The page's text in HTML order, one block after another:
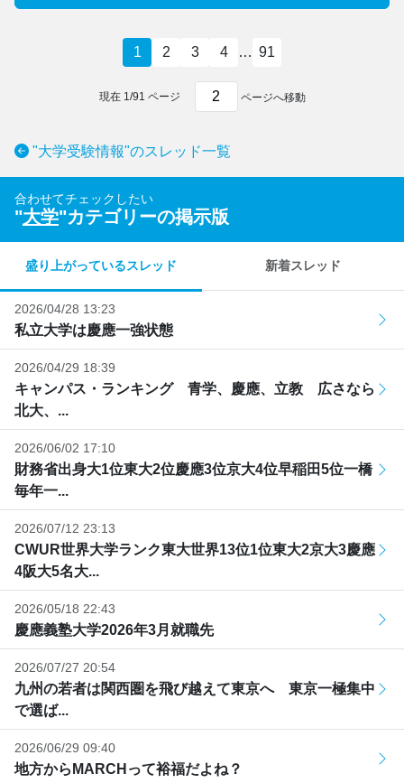
1 2 3 4 … 91
現在 1 /91 ページ ページへ移動
"大学受験情報"のスレッド一覧
合わせてチェックしたい
"大学"カテゴリーの掲示版
盛り上がっているスレッド 新着スレッド
2026/04/28 13:23
私立大学は慶應一強状態
2026/04/29 18:39
キャンパス・ランキング 青学、慶應、立教 広さなら
北大、...
2026/06/02 17:10
財務省出身大1位東大2位慶應3位京大4位早稲田5位一橋
毎年一...
2026/07/12 23:13
CWUR世界大学ランク東大世界13位1位東大2京大3慶應
4阪大5名大...
2026/05/18 22:43
慶應義塾大学2026年3月就職先
2026/07/27 20:54
九州の若者は関西圏を飛び越えて東京へ 東京一極集中
で選ば...
2026/06/29 09:40
地方からMARCHって裕福だよね？